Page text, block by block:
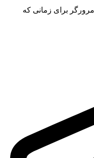
برای زمانی که